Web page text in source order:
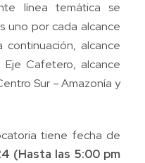
línea temática se
uno por cada alcance
alcance
Eje Cafetero, alcance
Sur – Amazonía y
tiene fecha de
(Hasta las 5:00 pm